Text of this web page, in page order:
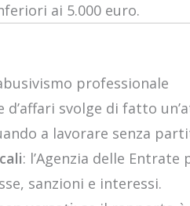
ai 5.000 euro.
professionale
d’affari svolge di fatto
a lavorare senza
: l’Agenzia delle
sanzioni e interessi.